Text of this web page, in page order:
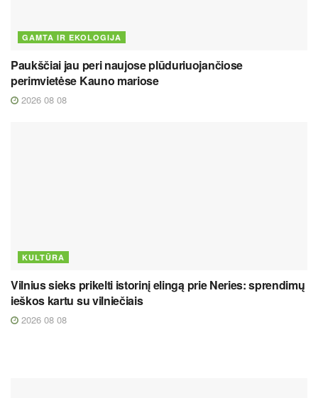
GAMTA IR EKOLOGIJA
Paukščiai jau peri naujose plūduriuojančiose
perimvietėse Kauno mariose
2026 08 08
KULTŪRA
Vilnius sieks prikelti istorinį elingą prie Neries: sprendimų
ieškos kartu su vilniečiais
2026 08 08